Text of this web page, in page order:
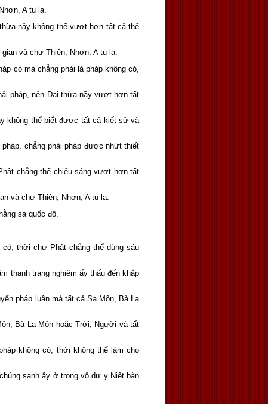
A tu la.
nầy không thể vượt hơn tất cả thế
và chư Thiên, Nhơn, A tu la.
có mà chẳng phải là pháp không có,
pháp, nên Ðại thừa nầy vượt hơn tất
không thể biết được tất cả kiết sử và
chẳng phải pháp được nhứt thiết
chẳng thể chiếu sáng vượt hơn tất
và chư Thiên, Nhơn, A tu la.
sa quốc độ.
thời chư Phật chẳng thể dùng sáu
thanh trang nghiêm ấy thấu đến khắp
pháp luân mà tất cả Sa Môn, Bà La
Bà La Môn hoặc Trời, Người và tất
không có, thời không thể làm cho
sanh ấy ở trong vô dư y Niết bàn